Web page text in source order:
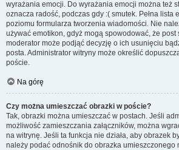
wyrażania emocji. Do wyrażania emocji można też
oznacza radość, podczas gdy :( smutek. Pełna lista
poziomu formularza tworzenia wiadomości. Nie
używać emotikon, gdyż mogą spowodować, że post
moderator może podjąć decyzję o ich usunięciu
posta. Administrator witryny może określić
poście.
Na górę
Czy można umieszczać obrazki w poście?
Tak, obrazki można umieszczać w postach. Jeśli
możliwość zamieszczania załączników, można
na witrynę. Jeśli ta funkcja nie działa, aby obrazek
należy podać odnośnik do obrazka umieszczonego